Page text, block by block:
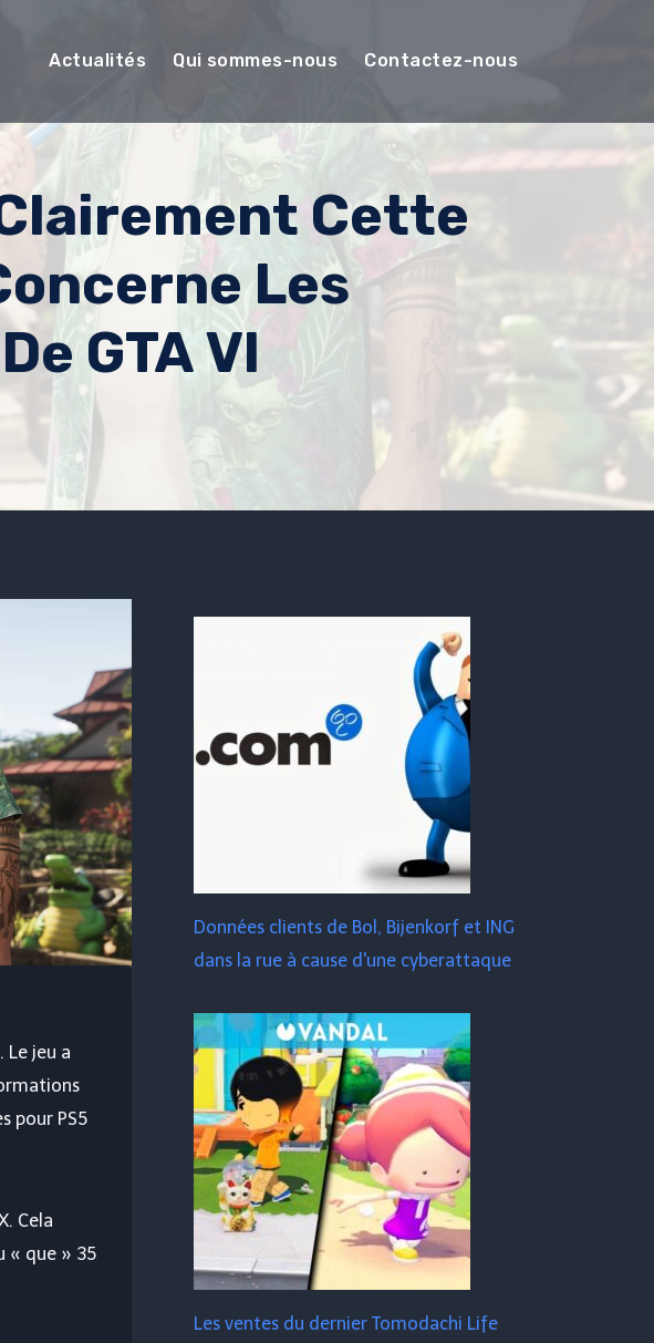
Actualités Qui sommes-nous Contactez-nous
Cette
Les
GTA VI
Le jeu a
pour PS5
Cela
« que » 35
Données clients de Bol, Bijenkorf et ING
dans la rue à cause d'une cyberattaque
Les ventes du dernier Tomodachi Life